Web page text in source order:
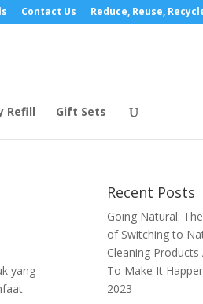
Contact Us Reduce, Reuse,
Refill Gift Sets
yang
Recent Posts
Going Natural:
of Switching to
Cleaning
To Make It
2023